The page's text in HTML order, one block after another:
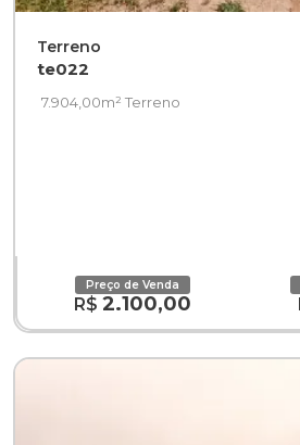
Terreno
te022
7.904,00m² Terreno
Preço de Venda
R$2.100,00